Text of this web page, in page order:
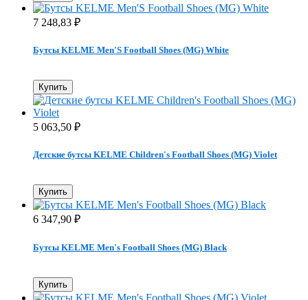
7 248,83 ₽
Бутсы KELME Men'S Football Shoes (MG) White
Купить
5 063,50 ₽
Детские бутсы KELME Children's Football Shoes (MG) Violet
Купить
6 347,90 ₽
Бутсы KELME Men's Football Shoes (MG) Black
Купить